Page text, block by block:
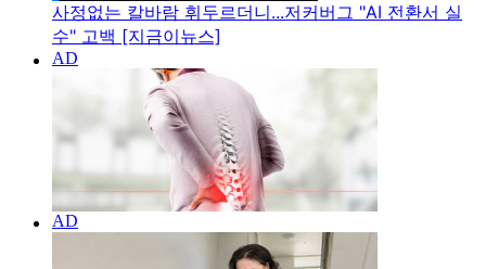
사정없는 칼바람 휘두르더니...저커버그 "AI 전환서 실
수" 고백 [지금이뉴스]